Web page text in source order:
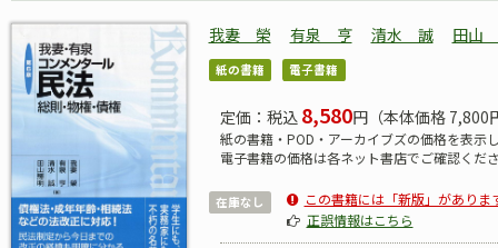
我妻 榮 有泉 亨 清水 誠 田山
紙の書籍 電子書籍
定価：税込 8,580円（本体価格 7,800
紙の書籍・POD・アーカイブズの価格を表示
電子書籍の価格は各ネット書店でご確認くだ
在庫なし
この書籍には「新版」がありま
正誤情報はこちら